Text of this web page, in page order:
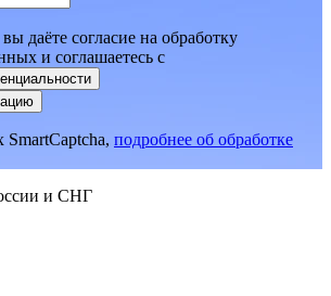
даёте согласие на обработку
и соглашаетесь c
подробнее об обработке
и СНГ